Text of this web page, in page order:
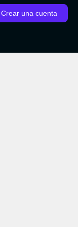
Crear una cuenta